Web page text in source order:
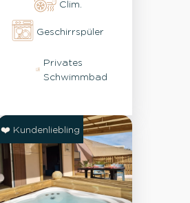
Clim.
Geschirrspüler
Privates
Schwimmbad
❤️ Kundenliebling